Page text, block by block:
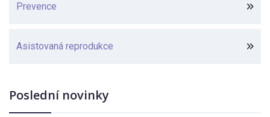
Prevence
Asistovaná reprodukce
Poslední novinky